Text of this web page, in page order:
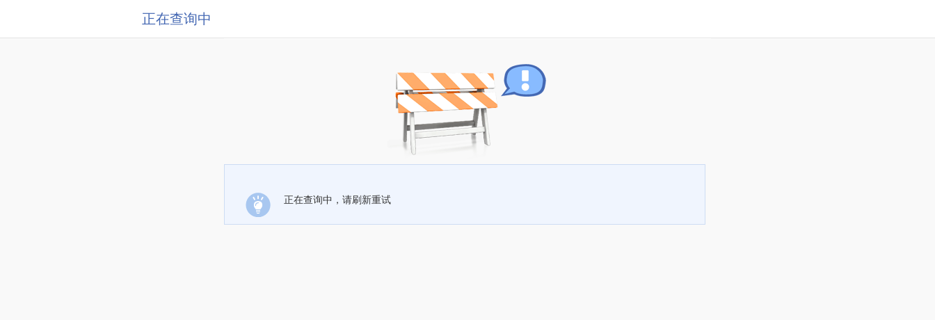
正在查询中
正在查询中，请刷新重试